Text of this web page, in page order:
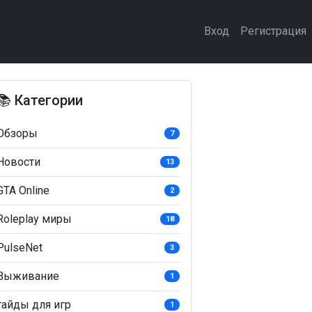
Вход Регистрация
Категории
7
13
Online 2
миры 18
3
1
для игр 1